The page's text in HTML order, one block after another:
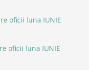
oficii luna IUNIE
oficii luna IUNIE